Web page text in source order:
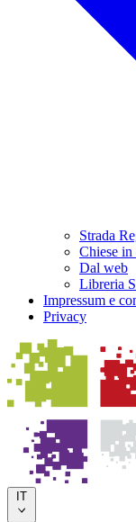
Strada
Chiese
Dal web
Libreria
Impressum e
Privacy
IT